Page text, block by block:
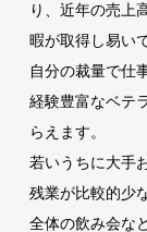
り、近年の売上
暇が取得し易い
自分の裁量で仕
経験豊富なベテ
らえます。
若いうちに大手
残業が比較的少
全体の飲み会な